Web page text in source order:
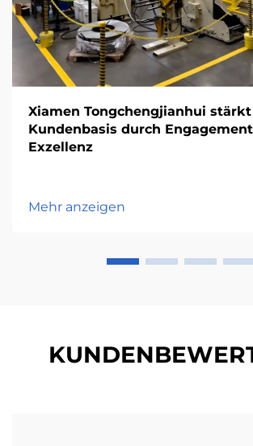
Xiamen Tongchengjianhui stärkt
Kundenbasis durch
Exzellenz
Mehr anzeigen